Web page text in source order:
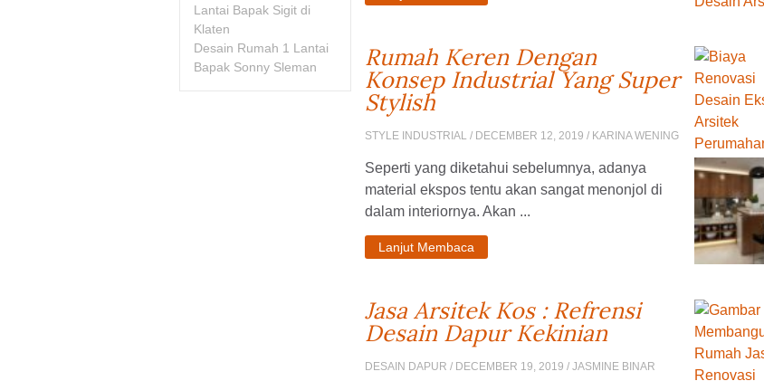
Rumah Keren Dengan
Konsep Industrial Yang Super
Stylish
STYLE INDUSTRIAL / DECEMBER 12, 2019 / KARINA WENING
Seperti yang diketahui sebelumnya, adanya
material ekspos tentu akan sangat menonjol di
dalam interiornya. Akan ...
Lanjut Membaca
Jasa Arsitek Kos : Refrensi
Desain Dapur Kekinian
DESAIN DAPUR / DECEMBER 19, 2019 / JASMINE BINAR
Lantai Bapak Sigit di
Klaten
Desain Rumah 1 Lantai
Bapak Sonny Sleman